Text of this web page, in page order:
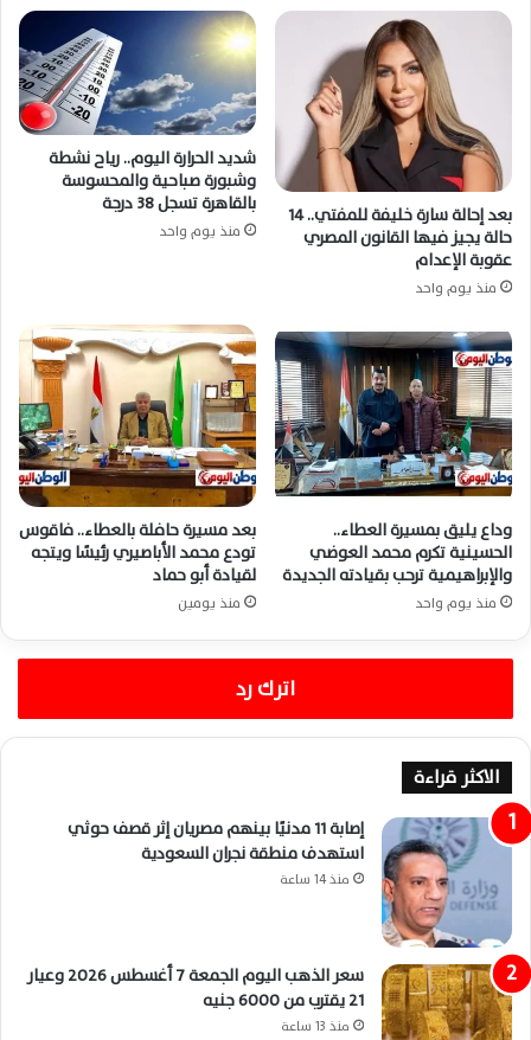
بالتفصيل اليوم
بعد إحالة سارة خليفة للمفتي.. 14
حالة يجيز فيها القانون المصري
عقوبة الإعدام
منذ يوم واحد
شديد الحرارة اليوم.. رياح نشطة
وشبورة صباحية والمحسوسة
بالقاهرة تسجل 38 درجة
منذ يوم واحد
وداع يليق بمسيرة العطاء..
الحسينية تكرم محمد العوضي
والإبراهيمية ترحب بقيادته الجديدة
منذ يوم واحد
بعد مسيرة حافلة بالعطاء.. فاقوس
تودع محمد الأباصيري رئيسًا ويتجه
لقيادة أبو حماد
منذ يومين
اترك رد
الاكثر قراءة
إصابة 11 مدنيًا بينهم مصريان إثر قصف حوثي
استهدف منطقة نجران السعودية
منذ 14 ساعة
سعر الذهب اليوم الجمعة 7 أغسطس 2026 وعيار
21 يقترب من 6000 جنيه
منذ 13 ساعة